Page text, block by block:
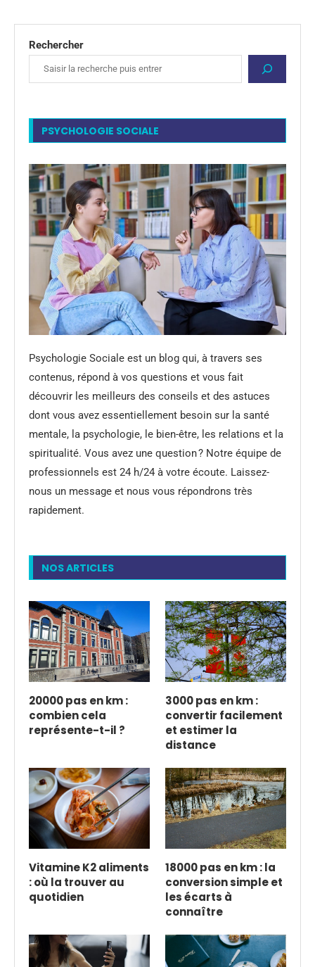
Rechercher
PSYCHOLOGIE SOCIALE
Psychologie Sociale est un blog qui, à travers ses
contenus, répond à vos questions et vous fait
découvrir les meilleurs des conseils et des astuces
dont vous avez essentiellement besoin sur la santé
mentale, la psychologie, le bien-être, les relations et la
spiritualité. Vous avez une question ? Notre équipe de
professionnels est 24 h/24 à votre écoute. Laissez-
nous un message et nous vous répondrons très
rapidement.
NOS ARTICLES
20000 pas en km :
combien cela
représente-t-il ?
3000 pas en km :
convertir facilement
et estimer la
distance
Vitamine K2 aliments
: où la trouver au
quotidien
18000 pas en km : la
conversion simple et
les écarts à
connaître